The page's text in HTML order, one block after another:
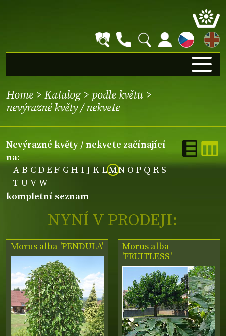
EN
Home > Katalog> podle květu >
nevýrazné květy / nekvete
nevýrazné květy / nekvete začínající
na:
A B C D E F G H I J K LMN O P Q R S
T U V W
kompletní seznam
NYNÍ V PRODEJI:
Morus alba 'PENDULA'
Morus alba
'FRUITLESS'